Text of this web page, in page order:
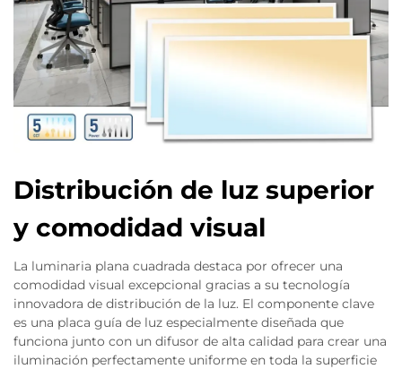
Distribución de luz superior
y comodidad visual
La luminaria plana cuadrada destaca por ofrecer una
comodidad visual excepcional gracias a su tecnología
innovadora de distribución de la luz. El componente clave
es una placa guía de luz especialmente diseñada que
funciona junto con un difusor de alta calidad para crear una
iluminación perfectamente uniforme en toda la superficie